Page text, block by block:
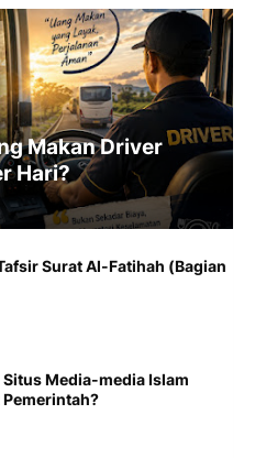
Makan Driver
Hari?
Surat Al-Fatihah (Bagian
Situs Media-media Islam
Pemerintah?